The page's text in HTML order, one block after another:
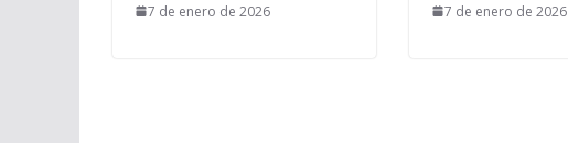
7 de enero de 2026 7 de enero de 2026